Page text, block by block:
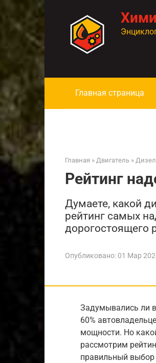
контенту
Главная страница
Главная » Двигатель »
Рейтинг
Думаете, какой
рейтинг самых
дорогостоящего
Опубликовано: 01 Мар
Задумывались ли
60%
мощности. Но
рассмотрим
правильный выбор